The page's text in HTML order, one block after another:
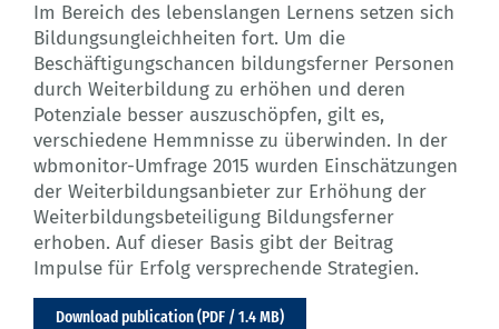
Im Bereich des lebenslangen Lernens setzen sich
Bildungsungleichheiten fort. Um die
Beschäftigungschancen bildungsferner Personen
durch Weiterbildung zu erhöhen und deren
Potenziale besser auszuschöpfen, gilt es,
verschiedene Hemmnisse zu überwinden. In der
wbmonitor-Umfrage 2015 wurden Einschätzungen
der Weiterbildungsanbieter zur Erhöhung der
Weiterbildungsbeteiligung Bildungsferner
erhoben. Auf dieser Basis gibt der Beitrag
Impulse für Erfolg versprechende Strategien.
Download publication (PDF / 1.4 MB)